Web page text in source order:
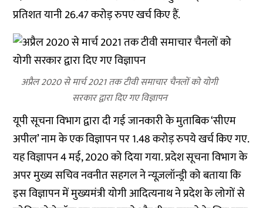
प्रतिशत यानी 26.47 करोड़ रुपए खर्च किए हैं.
अप्रैल 2020 से मार्च 2021 तक टीवी समाचार चैनलों को योगी
सरकार द्वारा दिए गए विज्ञापन
यूपी सूचना विभाग द्वारा दी गई जानकारी के मुताबिक ‘सीएम
अपील’ नाम के एक विज्ञापन पर 1.48 करोड़ रुपये खर्च किए गए.
यह विज्ञापन 4 मई, 2020 को दिया गया. प्रदेश सूचना विभाग के
अपर मुख्य सचिव नवनीत सहगल ने न्यूज़लॉन्ड्री को बताया कि
इस विज्ञापन में मुख्यमंत्री योगी आदित्यनाथ ने प्रदेश के लोगों से